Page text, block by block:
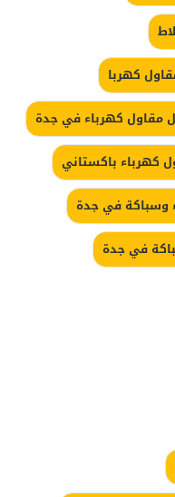
كهربا
مقاول كهرباء في جدة
كهرباء باكستاني
وسباكة في جدة
في جدة